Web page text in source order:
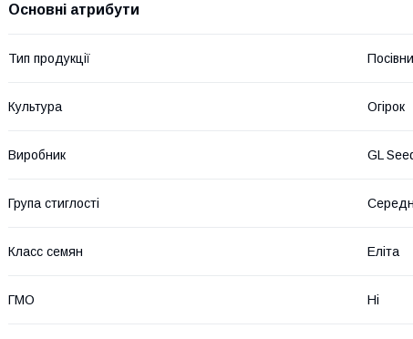
Основні атрибути
Тип продукції
Культура Огірок
Виробник GL
Група стиглості
Класс семян Еліта
ГМО Ні